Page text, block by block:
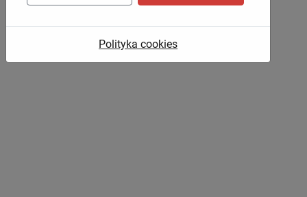
Polityka cookies